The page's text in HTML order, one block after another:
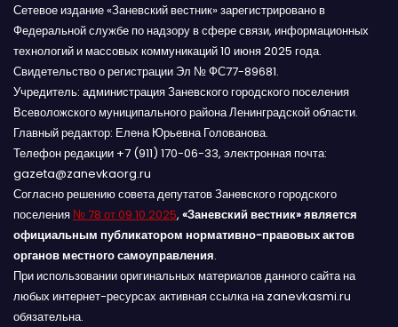
Сетевое издание «Заневский вестник» зарегистрировано в
Федеральной службе по надзору в сфере связи, информационных
технологий и массовых коммуникаций 10 июня 2025 года.
Свидетельство о регистрации Эл № ФС77-89681.
Учредитель: администрация Заневского городского поселения
Всеволожского муниципального района Ленинградской области.
Главный редактор: Елена Юрьевна Голованова.
Телефон редакции +7 (911) 170-06-33, электронная почта:
gazeta@zanevkaorg.ru
Согласно решению совета депутатов Заневского городского
поселения № 78 от 09.10.2025, «Заневский вестник» является
официальным публикатором нормативно-правовых актов
органов местного самоуправления.
При использовании оригинальных материалов данного сайта на
любых интернет-ресурсах активная ссылка на zanevkasmi.ru
обязательна.